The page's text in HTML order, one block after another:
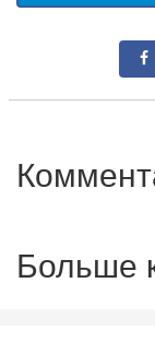
Больше